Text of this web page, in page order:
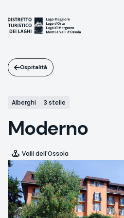
contenuto
principale
Ospitalità
Alberghi 3 stelle
Moderno
Valli dell'Ossola